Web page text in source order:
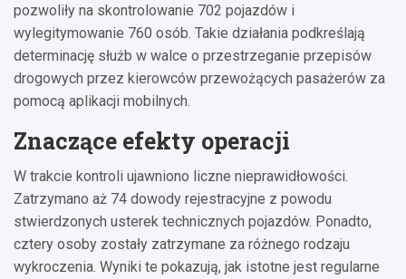
pozwoliły na skontrolowanie 702 pojazdów i
wylegitymowanie 760 osób. Takie działania podkreślają
determinację służb w walce o przestrzeganie przepisów
drogowych przez kierowców przewożących pasażerów za
pomocą aplikacji mobilnych.
Znaczące efekty operacji
W trakcie kontroli ujawniono liczne nieprawidłowości.
Zatrzymano aż 74 dowody rejestracyjne z powodu
stwierdzonych usterek technicznych pojazdów. Ponadto,
cztery osoby zostały zatrzymane za różnego rodzaju
wykroczenia. Wyniki te pokazują, jak istotne jest regularne